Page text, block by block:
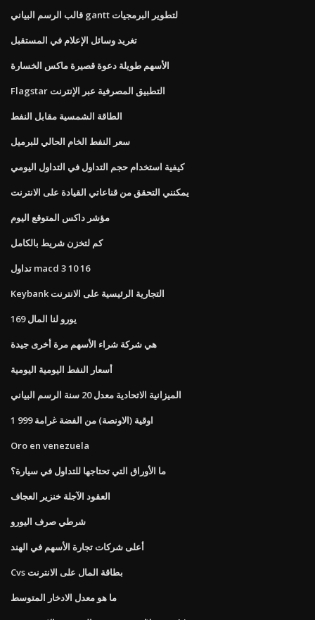
قالب الرسم البياني gantt لتطوير البرمجيات
تغريد وسائل الإعلام في المستقبل
الأسهم طويلة دعوة قصيرة ماكس الخسارة
Flagstar التطبيق المصرفية عبر الإنترنت
الطاقة الشمسية مقابل النفط
سعر النفط الخام الحالي للبرميل
كيفية استخدام حجم التداول في التداول اليومي
يمكنني التحقق من قناعاتي القيادة على الانترنت
مؤشر داكس المتوقع اليوم
كم لتخزن شريط بالكامل
تداول macd 3 10 16
Keybank التجارية الرئيسية على الانترنت
169 يورو لنا المال
هي شركة شراء الأسهم مرة أخرى جيدة
أسعار النفط اليومية اليومية
الميزانية الاتحادية معدل 20 سنة الرسم البياني
1 اوقية (الاونصة) من الفضة غرامة 999
Oro en venezuela
ما الأوراق التي تحتاجها للتداول في سيارة؟
العقود الآجلة خنزير العجاف
شرطي صرف اليورو
أعلى شركات تجارة الأسهم في الهند
Cvs بطاقة المال على الانترنت
ما هو معدل الادخار المتوسط